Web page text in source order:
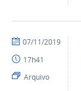
por
publicado
07/11/2019
17h41
Arquivo